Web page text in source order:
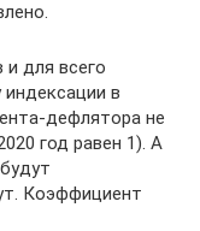
для всего
в
дефлятора не
год равен 1). А
Коэффициент